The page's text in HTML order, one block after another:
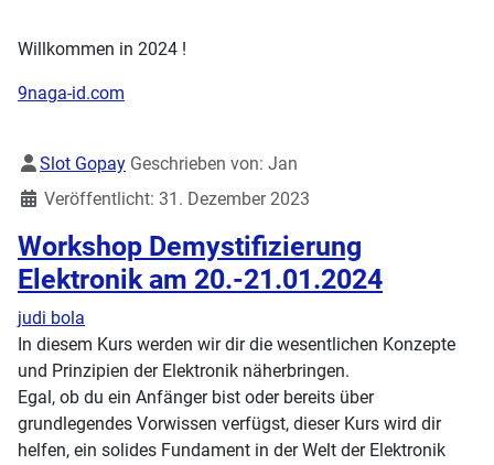
Willkommen in 2024 !
9naga-id.com
Details
Slot Gopay Geschrieben von: Jan
Veröffentlicht: 31. Dezember 2023
Workshop Demystifizierung
Elektronik am 20.-21.01.2024
judi bola
In diesem Kurs werden wir dir die wesentlichen Konzepte
und Prinzipien der Elektronik näherbringen.
Egal, ob du ein Anfänger bist oder bereits über
grundlegendes Vorwissen verfügst, dieser Kurs wird dir
helfen, ein solides Fundament in der Welt der Elektronik